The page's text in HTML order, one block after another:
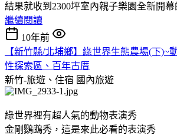
結果就收到2300坪室內親子樂園全新開幕
繼續閱讀
10年前
【新竹縣/北埔鄉】綠世界生態農場(下)~
性探索區、百年古厝
新竹-旅遊、住宿 國內旅遊
綠世界裡有超人氣的動物表演秀
金剛鸚鵡秀，這是來此必看的表演秀